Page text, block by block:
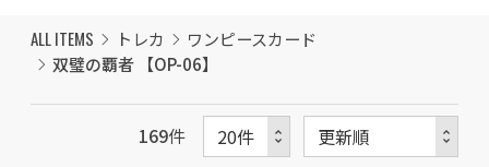
ALL ITEMS トレカ
ワンピースカード
双璧の覇者 【OP-06】
169件